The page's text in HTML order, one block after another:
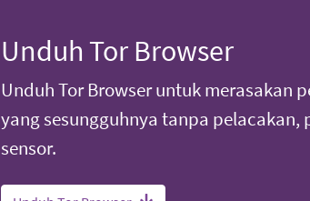
Unduh Tor Browser
Unduh Tor Browser untuk merasakan
yang sesungguhnya tanpa pelacakan,
sensor.